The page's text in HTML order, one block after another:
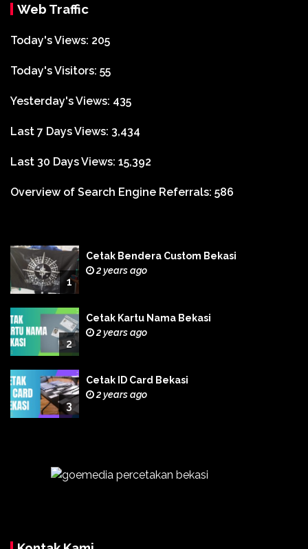
Web Traffic
Today's Views: 205
Today's Visitors: 55
Yesterday's Views: 435
Last 7 Days Views: 3,434
Last 30 Days Views: 15,392
Overview of Search Engine Referrals: 586
1
Cetak Bendera Custom Bekasi
2 years ago
2
Cetak Kartu Nama Bekasi
2 years ago
3
Cetak ID Card Bekasi
2 years ago